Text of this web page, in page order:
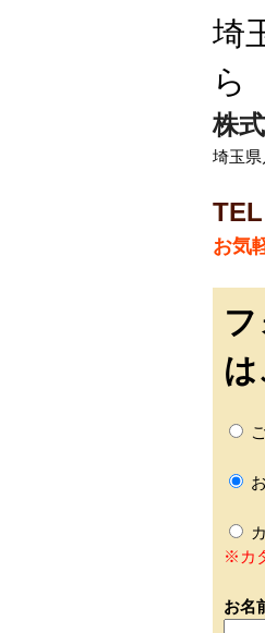
埼
ら
株
埼玉
お気
※カ
お名